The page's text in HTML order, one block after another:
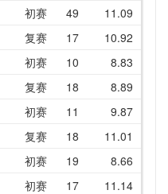
初赛
49 11.09
复赛 17 10.92
初赛
10 8.83
复赛 18 8.89
初赛
11 9.87
复赛 18 11.01
初赛
19 8.66
初赛 17 11.14